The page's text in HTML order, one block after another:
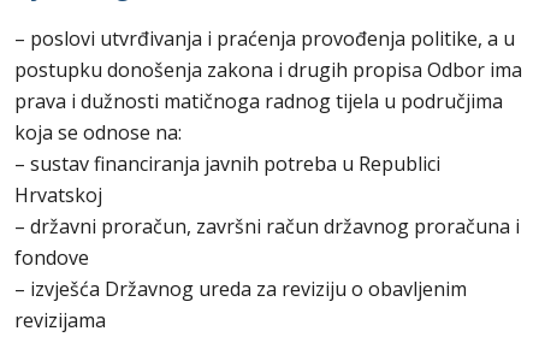
– poslovi utvrđivanja i praćenja provođenja politike, a u
postupku donošenja zakona i drugih propisa Odbor ima
prava i dužnosti matičnoga radnog tijela u područjima
koja se odnose na:
– sustav financiranja javnih potreba u Republici
Hrvatskoj
– državni proračun, završni račun državnog proračuna i
fondove
– izvješća Državnog ureda za reviziju o obavljenim
revizijama